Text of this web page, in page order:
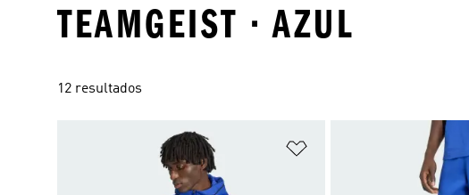
TEAMGEIST · AZUL
12 resultados
Añadir a la lista de deseos